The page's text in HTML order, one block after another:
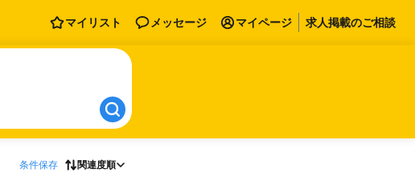
マイリスト メッセージ マイページ 求人掲載のご相談
条件保存 関連度順